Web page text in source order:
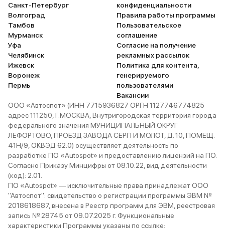
Санкт-Петербург
Волгоград
Тамбов
Мурманск
Уфа
Челябинск
Ижевск
Воронеж
Пермь
конфиденциальности
Правила работы программы
Пользовательское
соглашение
Согласие на получение
рекламных рассылок
Политика для контента,
генерируемого
пользователями
Вакансии
ООО «Автоспот» (ИНН 7715936827 ОРГН 1127746774825
адрес 111250, Г.МОСКВА, Внутригородская территория города
федерального значения МУНИЦИПАЛЬНЫЙ ОКРУГ
ЛЕФОРТОВО, ПРОЕЗД ЗАВОДА СЕРП И МОЛОТ, Д. 10, ПОМЕЩ.
41Н/9, ОКВЭД 62.0) осуществляет деятельность по
разработке ПО «Autospot» и предоставлению лицензий на ПО.
Согласно Приказу Минцифры от 08.10.22, вид деятельности
(код): 2.01.
ПО «Autospot» — исключительные права принадлежат ООО
"Автоспот": свидетельство о регистрации программы ЭВМ №
2018618687, внесена в Реестр программ для ЭВМ, реестровая
запись № 28745 от 09.07.2025 г. Функциональные
характеристики Программы указаны по ссылке: